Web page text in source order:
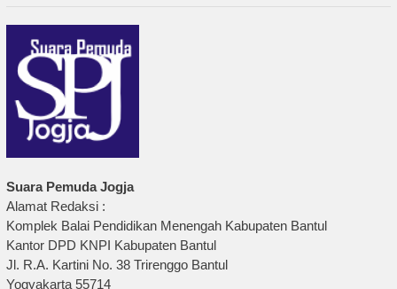
Suara Pemuda Jogja
Alamat Redaksi :
Komplek Balai Pendidikan Menengah Kabupaten Bantul
Kantor DPD KNPI Kabupaten Bantul
Jl. R.A. Kartini No. 38 Trirenggo Bantul
Yogyakarta 55714